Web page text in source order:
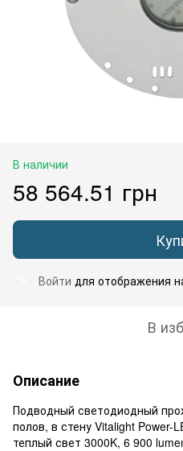
В наличии
58 564.51 грн
Войти для отображения
В
Описание
Подводный светодиодный
полов, в стену Vitalight Power-
теплый свет 3000K, 6 900